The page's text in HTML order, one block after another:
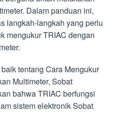
Dalam panduan ini,
langkah-langkah yang perlu
mengukur TRIAC dengan
tentang Cara Mengukur
Multimeter, Sobat
bahwa TRIAC berfungsi
sistem elektronik Sobat